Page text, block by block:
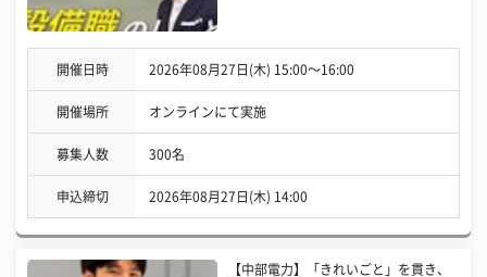
開催日時 2026年08月27日(木) 15:00〜16:00
開催場所 オンラインにて実施
募集人数 300名
申込締切 2026年08月27日(木) 14:00
【中部電力】「きれいごと」を貫き、